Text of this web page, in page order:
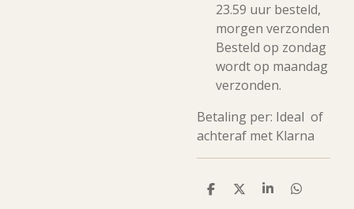
23.59 uur besteld,
morgen verzonden
Besteld op zondag
wordt op maandag
verzonden.
Betaling per: Ideal of
achteraf met Klarna
D
D
S
D